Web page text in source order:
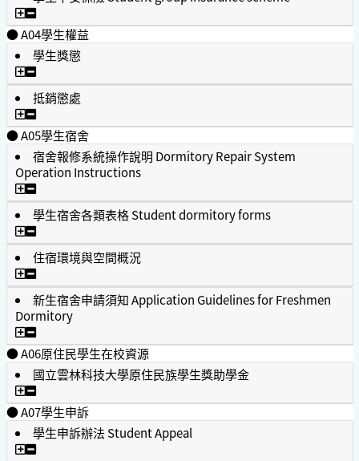
學生平安保險 Student group insurance scheme
● A04學生權益
學生獎懲
學生獎懲
抵銷懲處
抵銷懲處
● A05學生宿舍
宿舍報修系統操作說明 Dormitory Repair System
Operation Instructions
宿舍報修系統操作說明 Dormitory Repair System
學生宿舍各類表格 Student dormitory forms
住宿環境與空間概況
住宿環境與空間概況
新生宿舍申請須知 Application Guidelines for Freshmen
Dormitory
新生宿舍申請須知 Application Guidelines for Freshmen
● A06原住民學生在校資源
國立雲林科技大學原住民族學生獎助學金
國立雲林科技大學原住民族學生獎助學金
● A07學生申訴
學生申訴辦法 Student Appeal
學生申訴辦法 Student Appeal